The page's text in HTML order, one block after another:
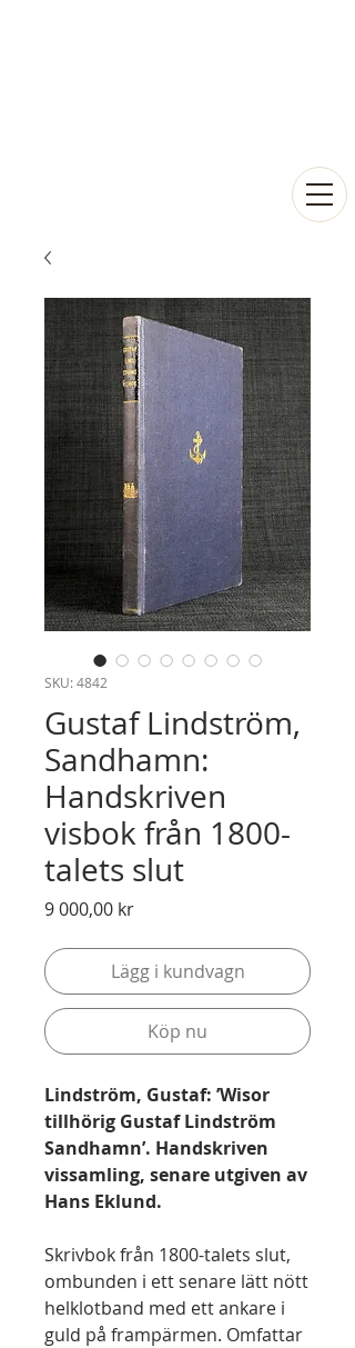
SKU: 4842
Gustaf Lindström,
Sandhamn:
Handskriven
visbok från 1800-
talets slut
9 000,00 krPris
Lägg i kundvagn
Köp nu
Lindström, Gustaf: ’Wisor
tillhörig Gustaf Lindström
Sandhamn’. Handskriven
vissamling, senare utgiven av
Hans Eklund.
Skrivbok från 1800-talets slut,
ombunden i ett senare lätt nött
helklotband med ett ankare i
guld på frampärmen. Omfattar